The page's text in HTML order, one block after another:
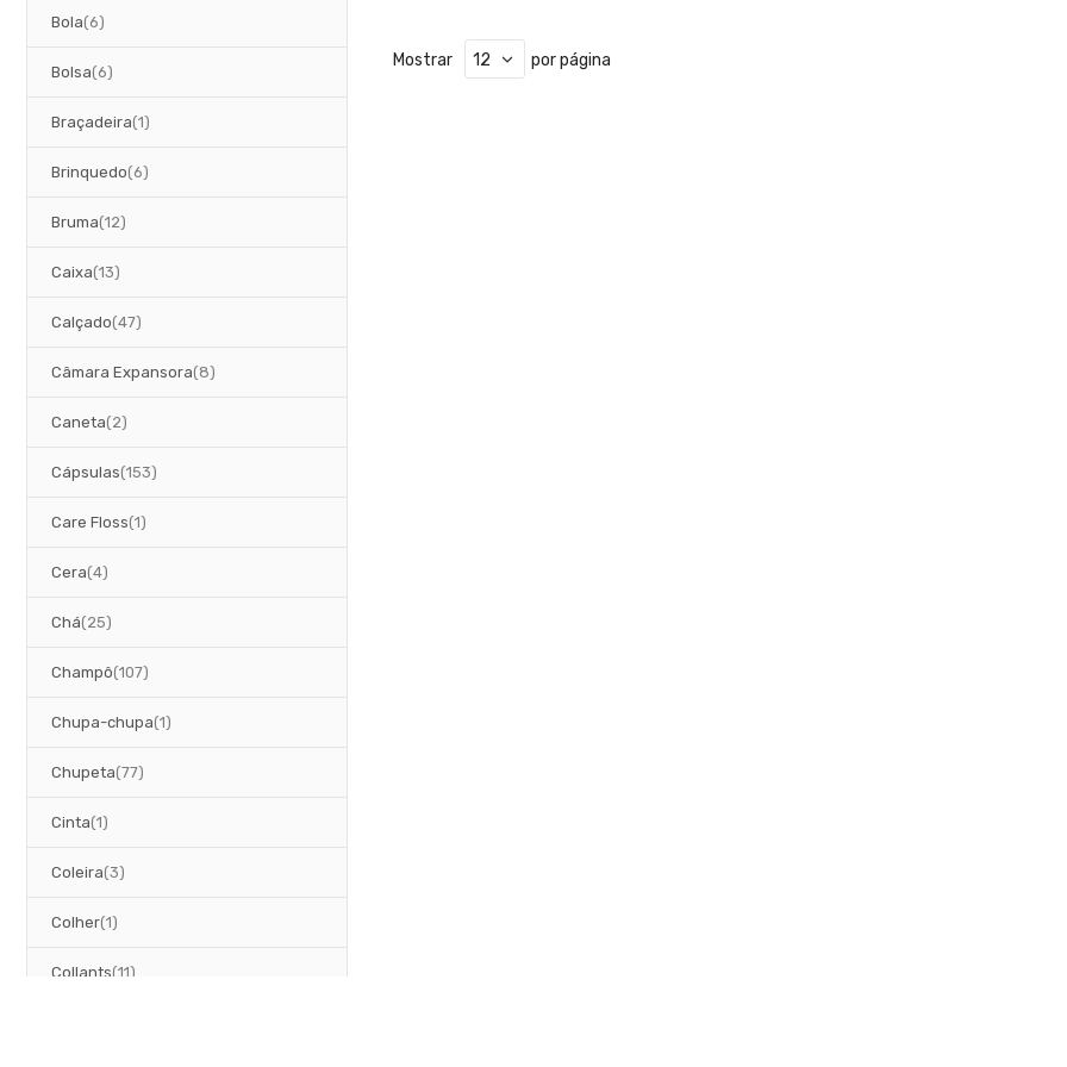
Mostrar por página
Bola 6
artigos
Bolsa 6
artigos
Braçadeira 1
artigo
Brinquedo 6
artigos
Bruma 12
artigos
Caixa 13
artigos
Calçado 47
artigos
Câmara Expansora 8
artigos
Caneta 2
artigos
Cápsulas 153
artigos
Care Floss 1
artigo
Cera 4
artigos
Chá 25
artigos
Champô 107
artigos
Chupa-chupa 1
artigo
Chupeta 77
artigos
Cinta 1
artigo
Coleira 3
artigos
Colher 1
artigo
Collants 11
artigos